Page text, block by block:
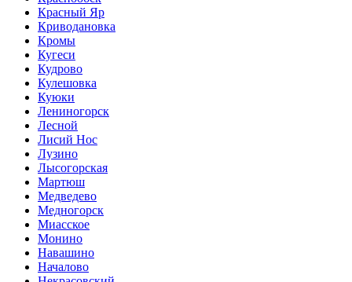
Красный Яр
Криводановка
Кромы
Кугеси
Кудрово
Кулешовка
Куюки
Лениногорск
Лесной
Лисий Нос
Лузино
Лысогорская
Мартюш
Медведево
Медногорск
Миасское
Монино
Навашино
Началово